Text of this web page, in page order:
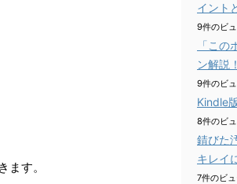
ます。
イント
9件のビ
「こ
ン解説！
9件のビ
Kindle
8件のビ
錆びた
キレイ
7件のビ